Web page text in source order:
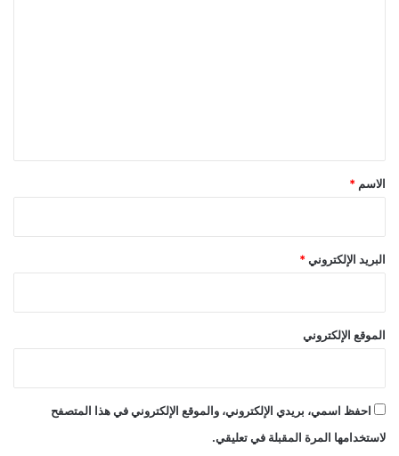
*
الاسم *
البريد الإلكتروني *
الموقع الإلكتروني
احفظ اسمي، بريدي الإلكتروني، والموقع الإلكتروني في هذا المتصفح
لاستخدامها المرة المقبلة في تعليقي.